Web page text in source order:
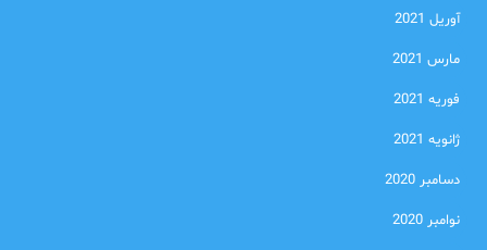
آوریل 2021
مارس 2021
فوریه 2021
ژانویه 2021
دسامبر 2020
نوامبر 2020